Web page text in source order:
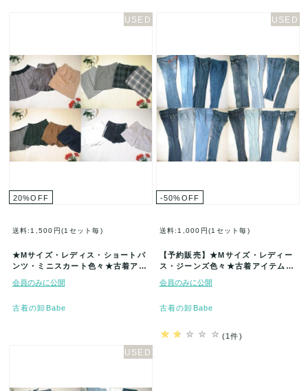
20%OFF
送料:1,500円(1セット毎)
★Mサイズ・レディス・ショートパ
ンツ・ミニスカート色々★古着アイ
★…
会員のみに公開
古着の卸Babe
-50%OFF
送料:1,000円(1セット毎)
【予約販売】★Mサイズ・レディー
ス・ジーンズ色々★古着アイテム★
★…
会員のみに公開
古着の卸Babe
(1件)